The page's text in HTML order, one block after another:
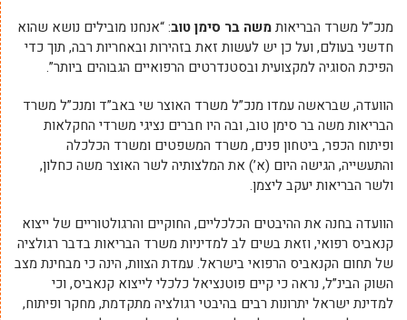
מנכ”ל משרד הבריאותמשה בר סימן טוב: “אנחנו מובילים נושא שהוא
חדשני בעולם, ועל כן יש לעשות זאת בזהירות ובאחריות רבה, תוך כדי
הפיכת הסוגיה למקצועית ובסטנדרטים הרפואיים הגבוהים ביותר”.
הוועדה, שבראשה עמדו מנכ”ל משרד האוצר שי באב”ד ומנכ”ל משרד
הבריאות משה בר סימן טוב, ובה היו חברים נציגי משרדי החקלאות
ופיתוח הכפר, ביטחון פנים, משרד המשפטים ומשרד הכלכלה
והתעשייה, הגישה היום (א’) את המלצותיה לשר האוצר משה כחלון,
ולשר הבריאות יעקב ליצמן.
הוועדה בחנה את ההיבטים הכלכליים, החוקיים והרגולטוריים של ייצוא
קנאביס רפואי, וזאת בשים לב למדיניות משרד הבריאות בדבר רגולציה
של תחום הקנאביס הרפואי בישראל. עמדת הצוות, הינה כי מבחינת מצב
השוק הבינ”ל, נראה כי קיים פוטנציאל כלכלי לייצוא קנאביס, וכי
למדינת ישראל יתרונות רבים בהיבטי רגולציה מתקדמת, מחקר ופיתוח,